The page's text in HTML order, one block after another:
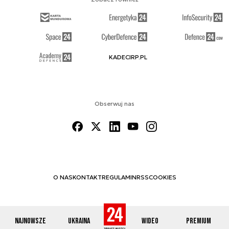
Najnowsze Ukraina Wideo Premium
Obserwuj nas
O NASKONTAKTREGULAMINRSSCOOKIES
KADECIRP.PL
© 2012-2026 DEFENCE24